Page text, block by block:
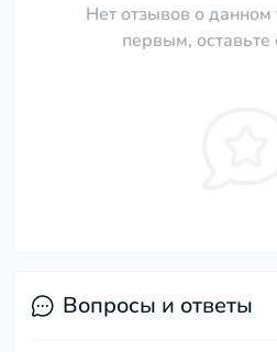
Нет отзывов о данном
первым, оставьте
Вопросы и ответы